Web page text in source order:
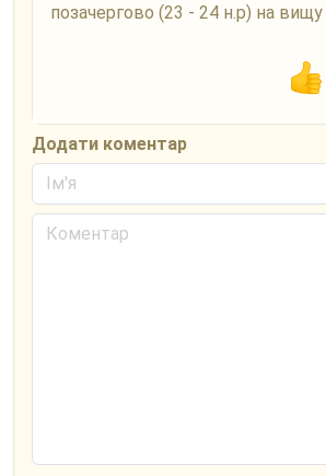
позачергово (23 - 24 н.р) на вищу
Додати коментар